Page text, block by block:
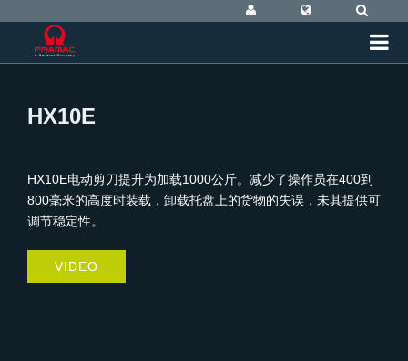
HX10E
HX10E电动剪刀提升为加载1000公斤。减少了操作员在400到
800毫米的高度时装载，卸载托盘上的货物的失误，未其提供可
调节稳定性。
VIDEO